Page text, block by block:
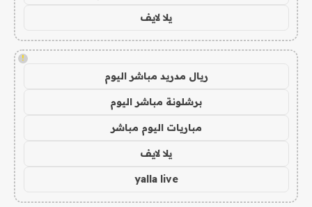
يلا لايف
!
ريال مدريد مباشر اليوم
برشلونة مباشر اليوم
مباريات اليوم مباشر
يلا لايف
yalla live